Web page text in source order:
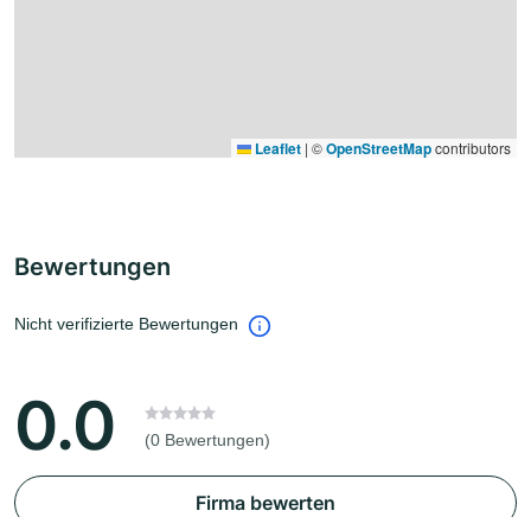
Leaflet | ©OpenStreetMapcontributors
Bewertungen
Nicht verifizierte Bewertungen
0.0 (0 Bewertungen)
Firma bewerten